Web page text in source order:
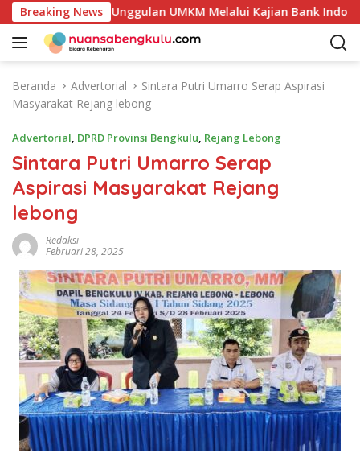
a
Breaking News
Produk Unggulan UMKM Melalui Kajian Bank Indonesia
Beranda Advertorial
Sintara Putri Umarro Serap Aspirasi
Masyarakat Rejang lebong
Advertorial, DPRD Provinsi Bengkulu, Rejang Lebong
Sintara Putri Umarro Serap
Aspirasi Masyarakat Rejang
lebong
Redaksi
Februari 28, 2025